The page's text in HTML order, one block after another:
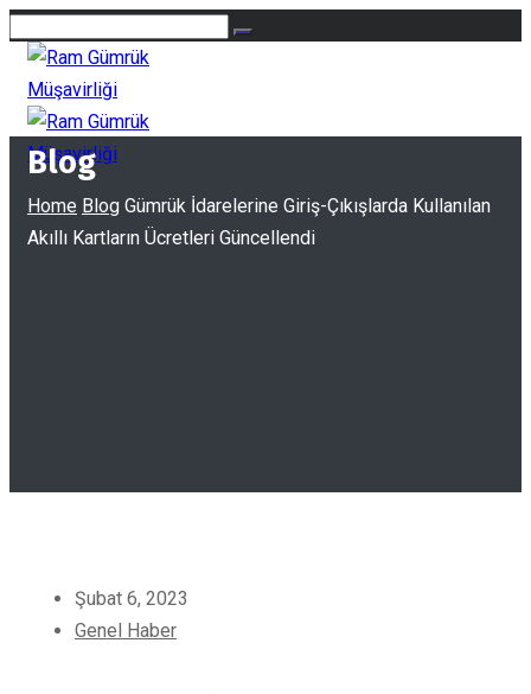
Blog
Home Blog Gümrük İdarelerine Giriş-Çıkışlarda Kullanılan
Akıllı Kartların Ücretleri Güncellendi
Şubat 6, 2023
Genel Haber